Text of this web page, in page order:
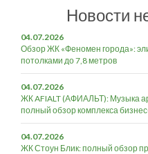
Новости
04.07.2026
Обзор ЖК «Феномен города»:
потолками до 7,8 метров
04.07.2026
ЖК AFIALT (АФИАЛЬТ): Музыка
полный обзор комплекса
04.07.2026
ЖК Стоун Блик: полный обзор